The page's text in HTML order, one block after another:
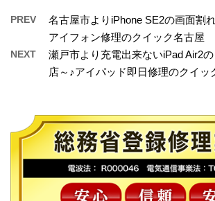
PREV
名古屋市よりiPhone SE2の画面割
アイフォン修理のクイック名古屋
NEXT
瀬戸市より充電出来ないiPad Air2
店～♪アイパッド即日修理のクイッ